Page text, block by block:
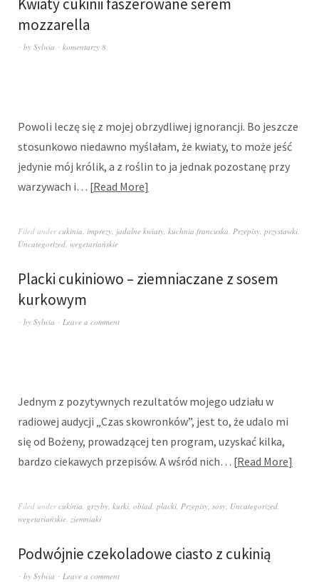
mozzarella
by Sylwia komentarzy 8
Powoli leczę się z mojej obrzydliwej ignorancji. Bo jeszcze
stosunkowo niedawno myślałam, że kwiaty, to może jeść
jedynie mój królik, a z roślin to ja jednak pozostanę przy
warzywach i… Read More
Filed undercukinia imprezy jadalne kwiaty kuchnia francuska Przepisy przystawki
Uncategorized wegetariańskie
Placki cukiniowo – ziemniaczane z sosem
kurkowym
by Sylwia Leave a comment
Jednym z pozytywnych rezultatów mojego udziału w
radiowej audycji „Czas skowronków”, jest to, że udalo mi
się od Bożeny, prowadzącej ten program, uzyskać kilka,
bardzo ciekawych przepisów. A wśród nich… Read More
Filed undercukinia grzyby kurki obiad placki Przepisy sosy Uncategorized
wegetariańskie ziemniaki
Podwójnie czekoladowe ciasto z cukinią
by Sylwia Leave a comment